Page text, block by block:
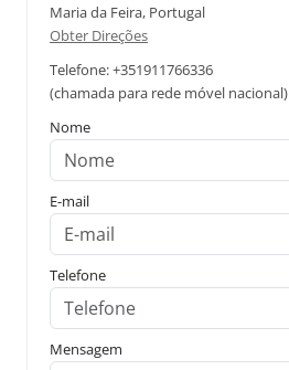
Maria da Feira, Portugal
Obter Direções
Telefone: +351911766336
(chamada para rede móvel nacional)
Nome
E-mail
Telefone
Mensagem